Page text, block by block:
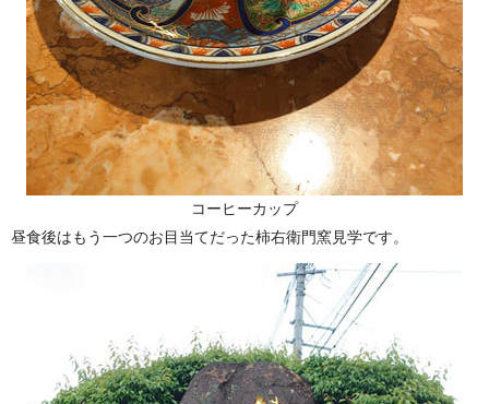
コーヒーカップ
昼食後はもう一つのお目当てだった柿右衛門窯見学です。